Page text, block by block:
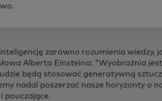
zarówno rozumienia wiedzy,
Alberta Einsteina: "Wyobraźnia
będą stosować generatywną
nadal poszerzać nasze horyzonty o
pouczające.